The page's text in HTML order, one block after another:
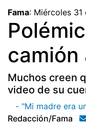
Fama: Miércoles
camión
Muchos creen
video de su
- "Mi madre era
Redacción/fama